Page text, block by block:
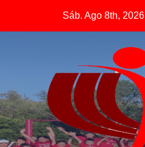
Sáb. Ago 8th, 2026